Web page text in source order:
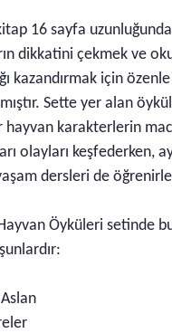
16 sayfa
dikkatini çekmek ve
kazandırmak için özenle
Sette yer alan
hayvan karakterlerin
olayları keşfederken,
dersleri de
Öyküleri setinde